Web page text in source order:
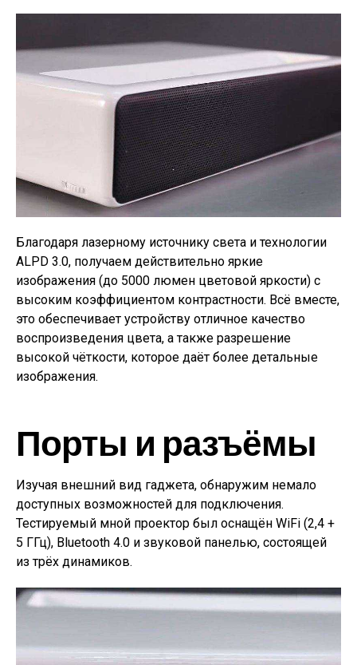
Благодаря лазерному источнику света и технологии
ALPD 3.0, получаем действительно яркие
изображения (до 5000 люмен цветовой яркости) с
высоким коэффициентом контрастности. Всё вместе,
это обеспечивает устройству отличное качество
воспроизведения цвета, а также разрешение
высокой чёткости, которое даёт более детальные
изображения.
Порты и разъёмы
Изучая внешний вид гаджета, обнаружим немало
доступных возможностей для подключения.
Тестируемый мной проектор был оснащён WiFi (2,4 +
5 ГГц), Bluetooth 4.0 и звуковой панелью, состоящей
из трёх динамиков.